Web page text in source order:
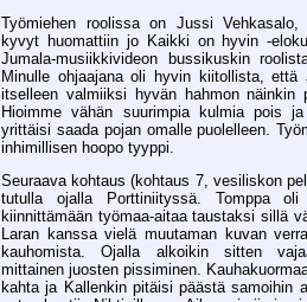
Työmiehen roolissa on Jussi Vehkasalo,
kyvyt huomattiin jo Kaikki on hyvin -
Jumala-musiikkivideon bussikuskin
Minulle ohjaajana oli hyvin kiitollista, että
itselleen valmiiksi hyvän hahmon näinkin
Hioimme vähän suurimpia kulmia pois
yrittäisi saada pojan omalle puolelleen.
inhimillisen hoopo tyyppi.
Seuraava kohtaus (kohtaus 7, vesiliskon
tutulla ojalla Porttiniityssä. Tomppa
kiinnittämään työmaa-aitaa taustaksi sillä
Laran kanssa vielä muutaman kuvan
kauhomista. Ojalla alkoikin sitten
mittainen juosten pissiminen.
kahta ja Kallenkin pitäisi päästä samoihin